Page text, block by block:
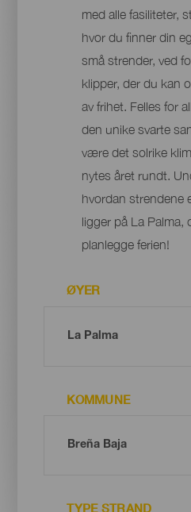
med alle fasiliteter,
hvor du finner din
små strender, ved
klipper, der du kan
av frihet. Felles for
den unike svarte
være det solrike
nytes året rundt.
hvordan strendene
ligger på La Palma,
planlegge ferien!
ØYER
KOMMUNE
TYPE STRAND